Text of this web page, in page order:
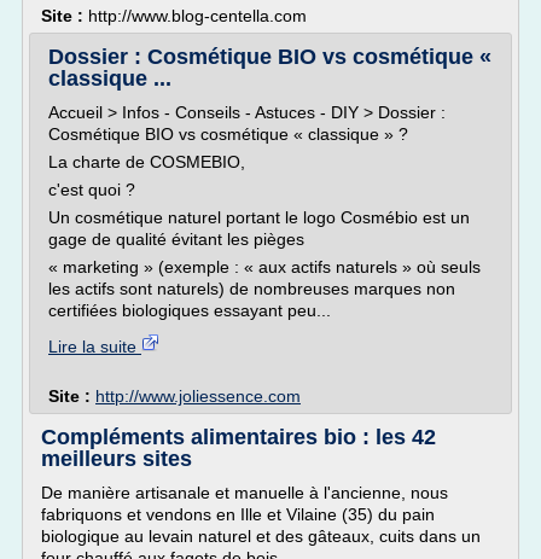
Site : http://www.blog-centella.com
Dossier : Cosmétique BIO vs cosmétique «
classique ...
Accueil > Infos - Conseils - Astuces - DIY > Dossier :
Cosmétique BIO vs cosmétique « classique » ?
La charte de COSMEBIO,
c'est quoi ?
Un cosmétique naturel portant le logo Cosmébio est un
gage de qualité évitant les pièges
« marketing » (exemple : « aux actifs naturels » où seuls
les actifs sont naturels) de nombreuses marques non
certifiées biologiques essayant peu...
Lire la suite
Site : http://www.joliessence.com
Compléments alimentaires bio : les 42
meilleurs sites
De manière artisanale et manuelle à l'ancienne, nous
fabriquons et vendons en Ille et Vilaine (35) du pain
biologique au levain naturel et des gâteaux, cuits dans un